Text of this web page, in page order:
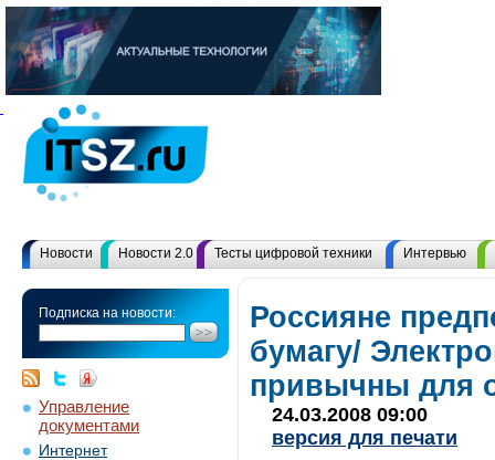
Новости Новости 2.0 Тесты цифровой техники Интервью
Подписка на новости:
Управление
документами
Интернет
Россияне
бумагу/
привычны для
24.03.2008 09:00
версия для печати